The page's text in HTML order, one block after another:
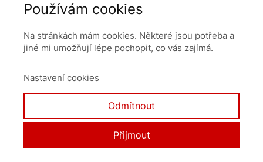
Používám cookies
Na stránkách mám cookies. Některé jsou potřeba a
jiné mi umožňují lépe pochopit, co vás zajímá.
Nastavení cookies
Odmítnout
Přijmout